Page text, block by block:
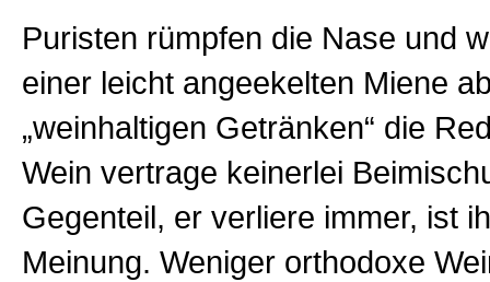
Puristen rümpfen die Nase und
einer leicht angeekelten Miene
„weinhaltigen Getränken“ die
Wein vertrage keinerlei
Gegenteil, er verliere immer, ist
Meinung. Weniger orthodoxe